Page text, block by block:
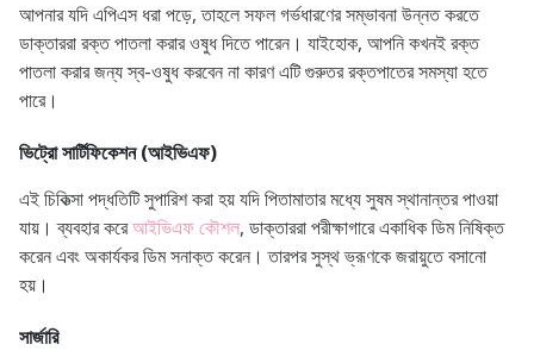
আপনার যদি এপিএস ধরা পড়ে, তাহলে সফল গর্ভধারণের সম্ভাবনা উন্নত করতে
ডাক্তাররা রক্ত ​​পাতলা করার ওষুধ দিতে পারেন। যাইহোক, আপনি কখনই রক্ত ​​
পাতলা করার জন্য স্ব-ওষুধ করবেন না কারণ এটি গুরুতর রক্তপাতের সমস্যা হতে
পারে।
ভিট্রো সার্টিফিকেশন (আইভিএফ)
এই চিকিত্সা পদ্ধতিটি সুপারিশ করা হয় যদি পিতামাতার মধ্যে সুষম স্থানান্তর পাওয়া
যায়। ব্যবহার করেআইভিএফ কৌশল, ডাক্তাররা পরীক্ষাগারে একাধিক ডিম নিষিক্ত
করেন এবং অকার্যকর ডিম সনাক্ত করেন। তারপর সুস্থ ভ্রূণকে জরায়ুতে বসানো
হয়।
সার্জারি